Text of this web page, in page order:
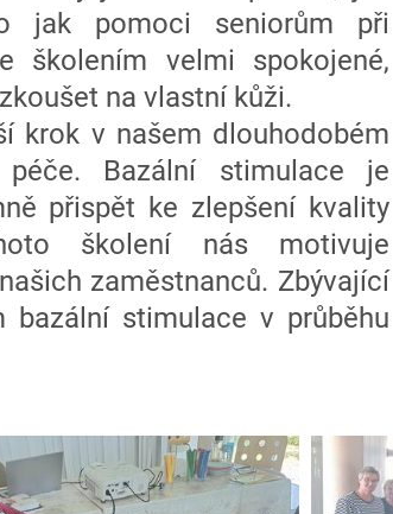
jak pomoci seniorům při
školením velmi spokojené,
na vlastní kůži.
krok v našem dlouhodobém
Bazální stimulace je
přispět ke zlepšení kvality
školení nás motivuje
zaměstnanců. Zbývající
stimulace v průběhu